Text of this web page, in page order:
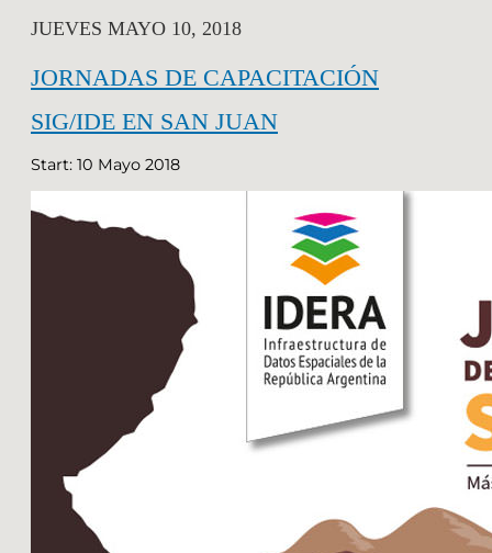
JUEVES MAYO 10, 2018
JORNADAS DE CAPACITACIÓN
SIG/IDE EN SAN JUAN
Start: 10 Mayo 2018